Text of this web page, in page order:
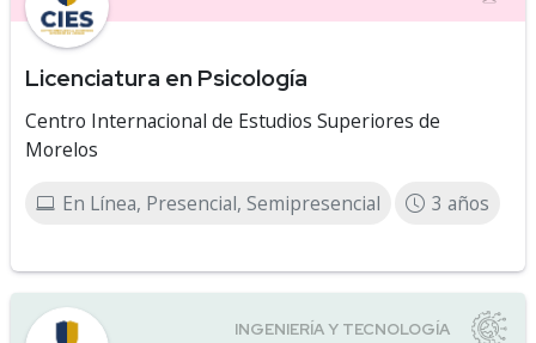
Licenciatura en Psicología
Centro Internacional de Estudios Superiores de
Morelos
En Línea, Presencial, Semipresencial 3 años